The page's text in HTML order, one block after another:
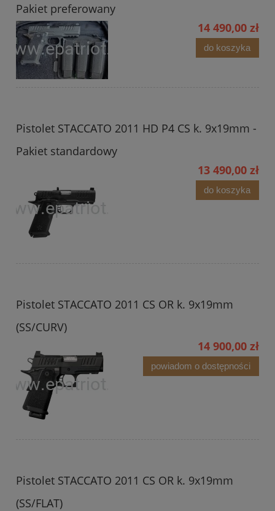
Pakiet preferowany
14 490,00 zł
do koszyka
Pistolet STACCATO 2011 HD P4 CS k. 9x19mm -
Pakiet standardowy
13 490,00 zł
do koszyka
Pistolet STACCATO 2011 CS OR k. 9x19mm
(SS/CURV)
14 900,00 zł
powiadom o dostępności
Pistolet STACCATO 2011 CS OR k. 9x19mm
(SS/FLAT)